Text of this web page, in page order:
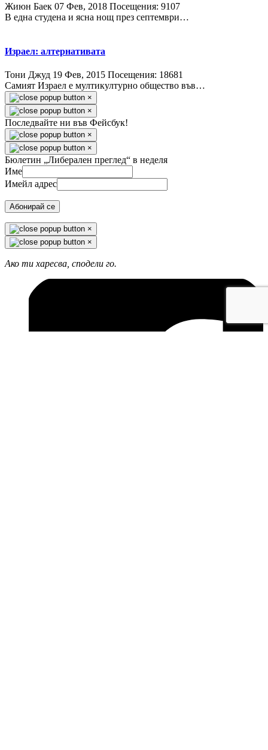
Жиюн Баек 07 Фев, 2018 Посещения: 9107
В една студена и ясна нощ през септември…
Израел: алтернативата
Тони Джуд 19 Фев, 2015 Посещения: 18681
Самият Израел е мултикултурно общество във…
×
×
Последвайте ни във Фейсбук!
×
×
Бюлетин „Либерален преглед“ в неделя
Име
Имейл адрес
Абонирай се
×
×
Ако ти харесва, сподели го.